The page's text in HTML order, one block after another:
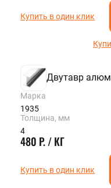
Купить в один клик
Двутавр
Марка
1935
Толщина, мм
4
480 Р. / КГ
Купить в один клик